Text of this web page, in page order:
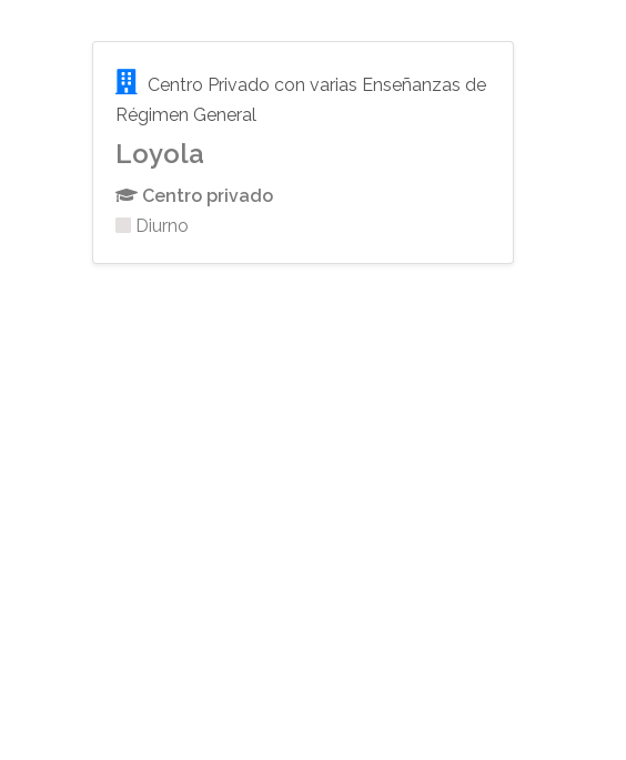
Centro Privado con varias Enseñanzas de
Régimen General
Loyola
Centro privado
Diurno